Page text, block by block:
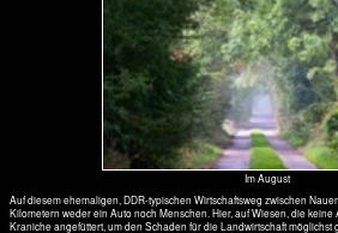
Im Oktober
Allee bei Busendorf
Alleen - was für ein schönes Wort!